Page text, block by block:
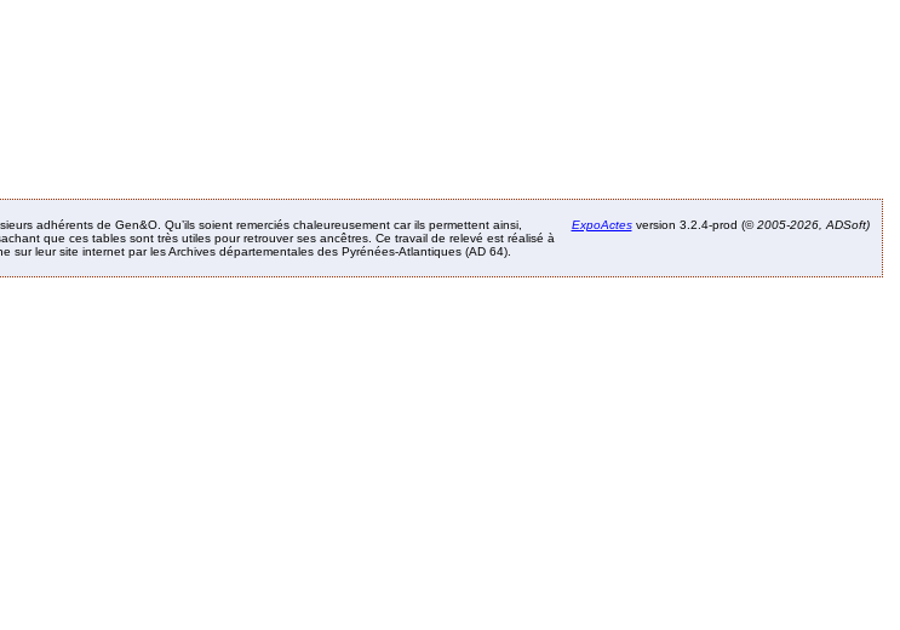
adhérents de Gen&O. Qu’ils soient remerciés chaleureusement car ils permettent ainsi,
que ces tables sont très utiles pour retrouver ses ancêtres. Ce travail de relevé est réalisé à
sur leur site internet par les Archives départementales des Pyrénées-Atlantiques (AD 64).
ExpoActesversion 3.2.4-prod (©2005-2026, ADSoft)